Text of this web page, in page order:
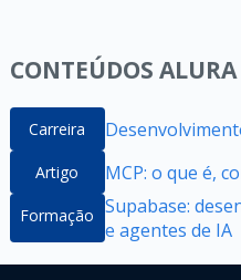
CONTEÚDOS
Carreira
Artigo MCP: o que é,
Formação Supabase:
e agentes de IA